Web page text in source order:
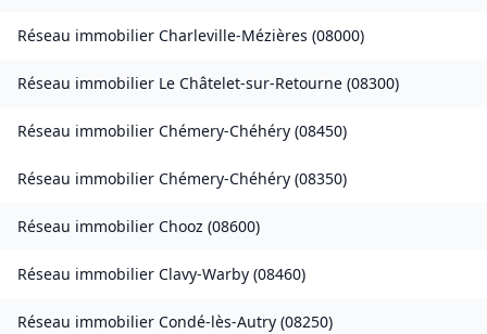
Réseau immobilier Charleville-Mézières (08000)
Réseau immobilier Le Châtelet-sur-Retourne (08300)
Réseau immobilier Chémery-Chéhéry (08450)
Réseau immobilier Chémery-Chéhéry (08350)
Réseau immobilier Chooz (08600)
Réseau immobilier Clavy-Warby (08460)
Réseau immobilier Condé-lès-Autry (08250)